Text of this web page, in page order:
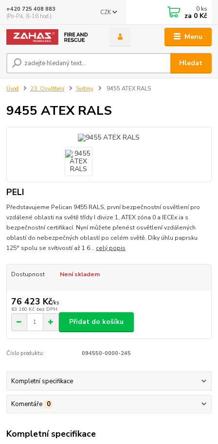
Menu
CZK
Hledat
+420 725 408 883
(Po-Pá, 8-16 hod.)
0 ks
za 0 Kč
Úvod 23. Osvětlení Svítiny 9455 ATEX RALS
9455 ATEX RALS
PELI
Představujeme Pelican 9455 RALS, první bezpečnostní osvětlení pro
vzdálené oblasti na světě třídy I divize 1, ATEX zóna 0 a IECEx ia s
bezpečnostní certifikací. Nyní můžete přenést osvětlení vzdálených
oblastí do nebezpečných oblastí po celém světě. Díky úhlu paprsku
125° spolu se svítivostí až 1 6... celý popis
Dostupnost Není skladem
76 423 Kč/ks
63 160 Kč bez DPH
Přidat do košíku
Číslo produktu: 094550-0000-245
Kompletní specifikace
Komentáře 0
Kompletní specifikace